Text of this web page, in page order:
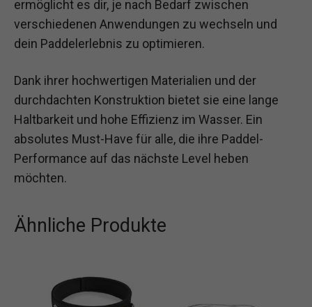
ermöglicht es dir, je nach Bedarf zwischen
verschiedenen Anwendungen zu wechseln und
dein Paddelerlebnis zu optimieren.
Dank ihrer hochwertigen Materialien und der
durchdachten Konstruktion bietet sie eine lange
Haltbarkeit und hohe Effizienz im Wasser. Ein
absolutes Must-Have für alle, die ihre Paddel-
Performance auf das nächste Level heben
möchten.
Ähnliche Produkte